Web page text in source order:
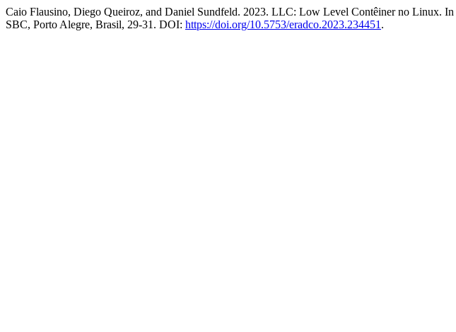
Caio Flausino, Diego Queiroz, and Daniel Sundfeld. 2023. LLC: Low Level Contêiner no Linux. In
SBC, Porto Alegre, Brasil, 29-31. DOI: https://doi.org/10.5753/eradco.2023.234451 .